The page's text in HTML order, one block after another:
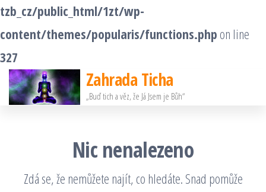
tzb_cz/public_html/1zt/wp-
content/themes/popularis/functions.php on line
327
Přeskočit
na
Zahrada Ticha
„Buď tich a věz, že Já Jsem je Bůh“
Nic nenalezeno
Zdá se, že nemůžete najít, co hledáte. Snad pomůže